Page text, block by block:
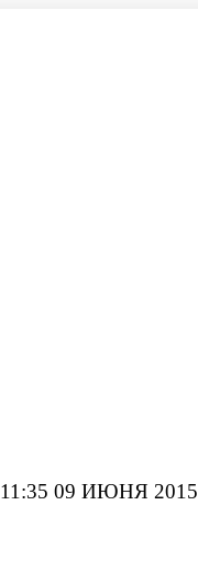
11:35 09 ИЮНЯ 2015